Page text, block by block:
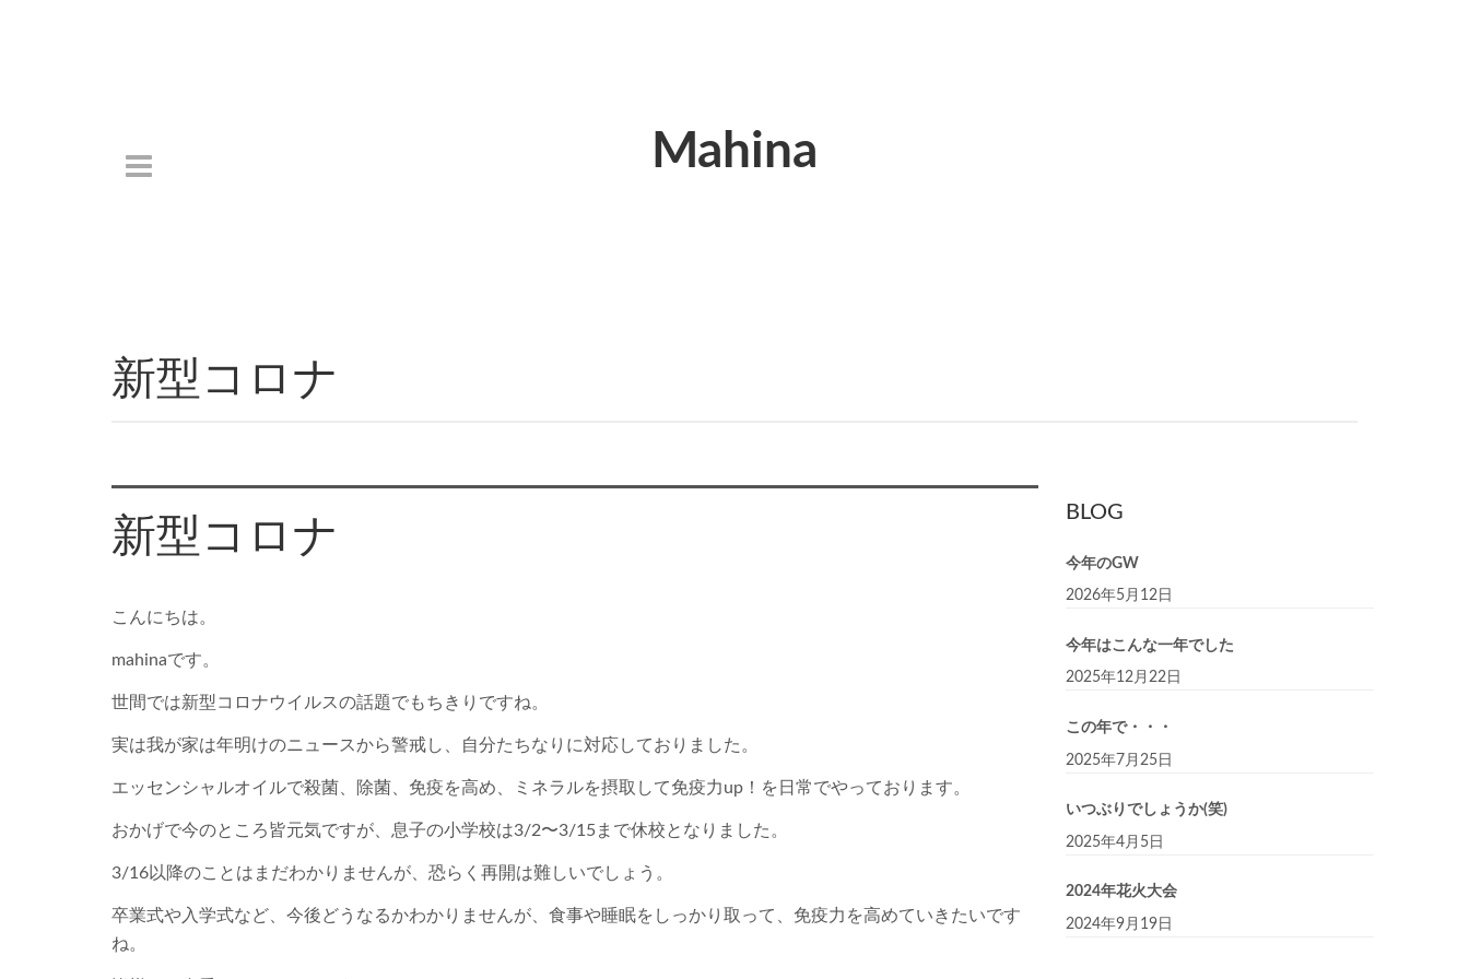
Mahina
新型コロナ
新型コロナ
こんにちは。
mahinaです。
世間では新型コロナウイルスの話題でもちきりですね。
実は我が家は年明けのニュースから警戒し、自分たちなりに対応しておりました。
エッセンシャルオイルで殺菌、除菌、免疫を高め、ミネラルを摂取して免疫力up！を日常でやっております。
おかげで今のところ皆元気ですが、息子の小学校は3/2〜3/15まで休校となりました。
3/16以降のことはまだわかりませんが、恐らく再開は難しいでしょう。
卒業式や入学式など、今後どうなるかわかりませんが、食事や睡眠をしっかり取って、免疫力を高めていきたいです
ね。
BLOG
今年のGW
2026年5月12日
今年はこんな一年でした
2025年12月22日
この年で・・・
2025年7月25日
いつぶりでしょうか(笑)
2025年4月5日
2024年花火大会
2024年9月19日